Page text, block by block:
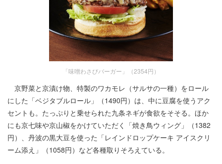
「味噌わさびバーガー」（2354円）
京野菜と京漬け物、特製のワカモレ（サルサの一種）をロール
にした「ベジタブルロール」（1490円）は、中に豆腐を使うアク
セントも。たっぷりと乗せられた九条ネギが食欲をそそる。ほか
にも京七味や京山椒をかけていただく「焼き鳥ウィング」（1382
円）、丹波の黒大豆を使った「レインドロップケーキ アイスクリ
ーム添え」（1058円）など各種取りそろえている。